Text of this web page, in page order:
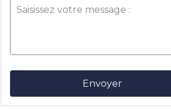
Envoyer